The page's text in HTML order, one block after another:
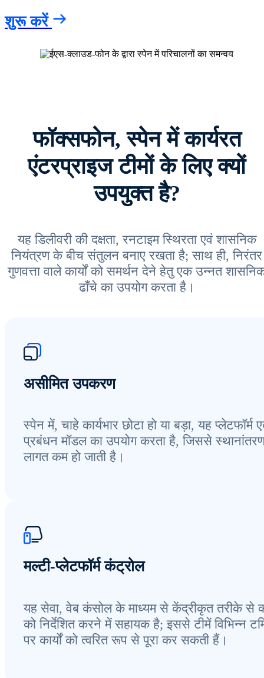
शुरू करें
फॉक्सफोन, स्पेन में कार्यरत
एंटरप्राइज टीमों के लिए क्यों
उपयुक्त है?
यह डिलीवरी की दक्षता, रनटाइम स्थिरता एवं शासनिक
नियंत्रण के बीच संतुलन बनाए रखता है; साथ ही, निरंतर
गुणवत्ता वाले कार्यों को समर्थन देने हेतु एक उन्नत
ढाँचे का उपयोग करता है।
असीमित उपकरण
स्पेन में, चाहे कार्यभार छोटा हो या बड़ा, यह प्लेटफॉर्म
प्रबंधन मॉडल का उपयोग करता है, जिससे
लागत कम हो जाती है।
मल्टी-प्लेटफॉर्म कंट्रोल
यह सेवा, वेब कंसोल के माध्यम से केंद्रीकृत तरीके से
को निर्देशित करने में सहायक है; इससे टीमें विभिन्न
पर कार्यों को त्वरित रूप से पूरा कर सकती हैं।